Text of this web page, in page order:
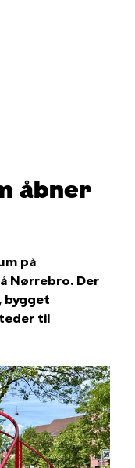
åbner
på
Nørrebro. Der
bygget
til